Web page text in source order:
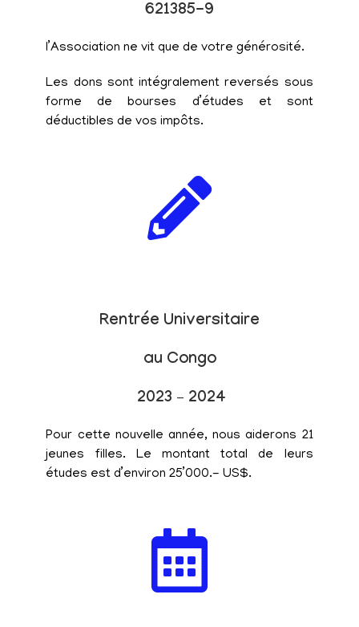
621385-9
l’Association ne vit que de votre générosité.
Les dons sont intégralement reversés sous
forme de bourses d’études et sont
déductibles de vos impôts.
Rentrée Universitaire
au Congo
2023 – 2024
Pour cette nouvelle année, nous aiderons 21
jeunes filles. Le montant total de leurs
études est d’environ 25’000.- US$.